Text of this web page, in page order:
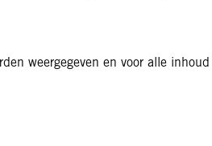
weergegeven en voor alle